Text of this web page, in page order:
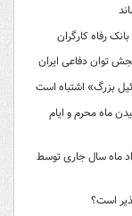
رفاه کارگران
توان دفاعی ایران
بزرگ» اشتباه است
ماه محرم و ایام
در خرداد ماه سال جاری توسط
است؟